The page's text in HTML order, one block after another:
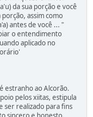
da sua porção e você
assim como
antes de você ... "
o entendimento
aplicado no
estranho ao Alcorão.
pelos xiitas, estipula
ser realizado para fins